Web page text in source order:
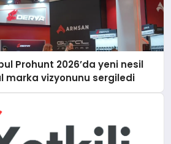
Prohunt 2026’da yeni nesil
marka vizyonunu sergiledi